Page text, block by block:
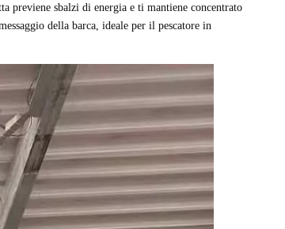
previene sbalzi di energia e ti mantiene concentrato
della barca, ideale per il pescatore in